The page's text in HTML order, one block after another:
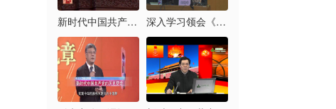
新时代中国共产党的历... 深入学习领会《习近平...